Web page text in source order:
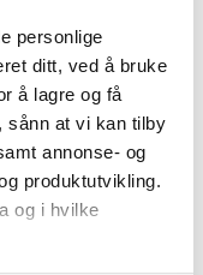
personlige
ditt, ved å bruke
å lagre og få
sånn at vi kan tilby
annonse- og
produktutvikling.
og i hvilke
partiet og
han hele
Hvor langt var
man håndtere